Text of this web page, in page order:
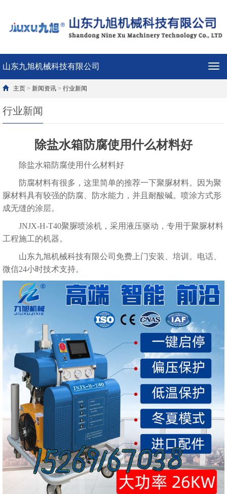
导
山东九旭机械科技有限公司
主页 > 新闻资讯 > 行业新闻
行业新闻
除盐水箱防腐使用什么材料好
除盐水箱防腐使用什么材料好
防腐材料有很多，这里简单的推荐一下聚脲材料。因为聚
脲材料具有较强的防腐、防水能力，并且耐酸碱。喷涂方式形
成无缝的涂层。
JNJX-H-T40聚脲喷涂机 ，采用液压驱动，专用于聚脲材料
工程施工的机器。
山东九旭机械科技有限公司免费上门安装、培训。电话、
微信24小时技术支持。